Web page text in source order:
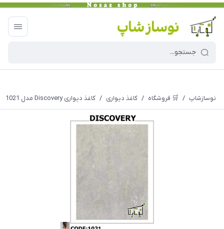
نوسازشاپ / 🛒 فروشگاه / کاغذ دیواری / کاغذ دیواری Discovery مدل 1021